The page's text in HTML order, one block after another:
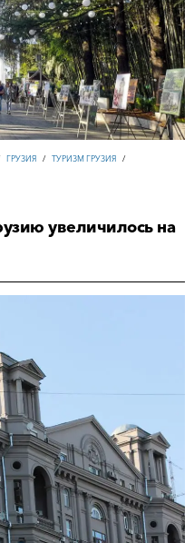
ГРУЗИЯ / ТУРИЗМ ГРУЗИЯ /
увеличилось на